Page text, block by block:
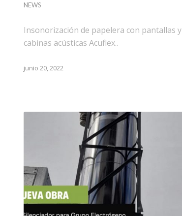
NEWS
Insonorización de papelera con pantallas y
cabinas acústicas Acuflex..
junio 20, 2022